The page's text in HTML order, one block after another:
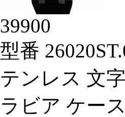
39900
型番
テンレス 文
ラビア ケー